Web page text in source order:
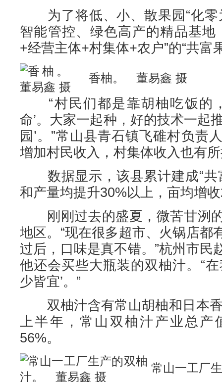
为了将低、小、散果园“化零
智能管控、绿色高产的精品基地
+经营主体+村集体+农户”的“共富
香柚。 董易鑫 摄
“村民们都是靠胡柚吃饭的
命’。大家一起种，好的技术一起
园’。”常山县青石镇飞碓村负责
增加村民收入，村集体收入也有
数据显示，该县累计建成“共
和产量均提升30%以上，亩均增
刚刚过去的盛夏，微苦甘洌
地区。“现在很多超市、火锅店都
过后，口味是真不错。”杭州市民
他还会买些大瓶装的双柚汁。“
少皆宜’。”
双柚汁含有常山胡柚和日本香
上半年，常山双柚汁产业总
56%。
常山一工厂